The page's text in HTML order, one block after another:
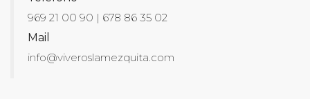
969 21 00 90 | 678 86 35 02
Mail
info@viveroslamezquita.com